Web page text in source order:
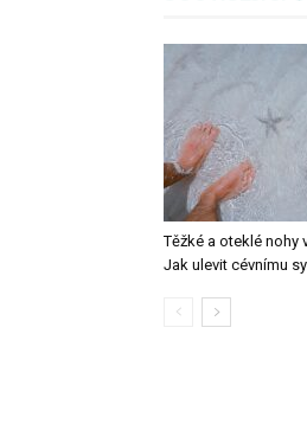
Těžké a oteklé nohy
Jak ulevit cévnímu